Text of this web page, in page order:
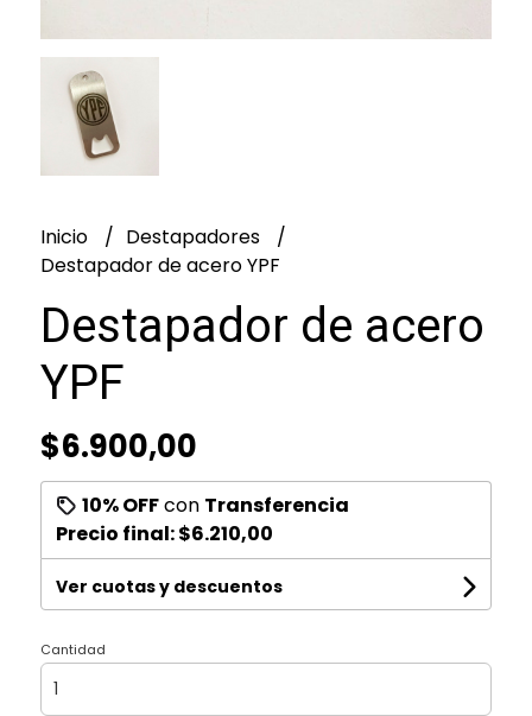
Inicio
Destapadores
Destapador de acero YPF
Destapador de acero
YPF
$6.900,00
10% OFFcon Transferencia
Precio final:$6.210,00
Ver cuotas y descuentos
Cantidad